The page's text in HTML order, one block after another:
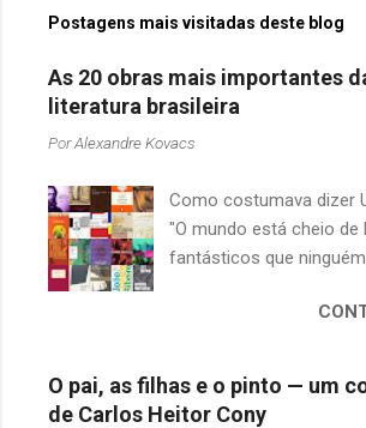
Postagens mais visitadas deste blog
As 20 obras mais importantes
literatura brasileira
PorAlexandre Kovacs
Como costumava dizer
"O mundo está cheio de
fantásticos que
quando falamos de
escritores brasileiros,
a uma avaliação
O pai, as filhas e o pinto — um
de Carlos Heitor Cony